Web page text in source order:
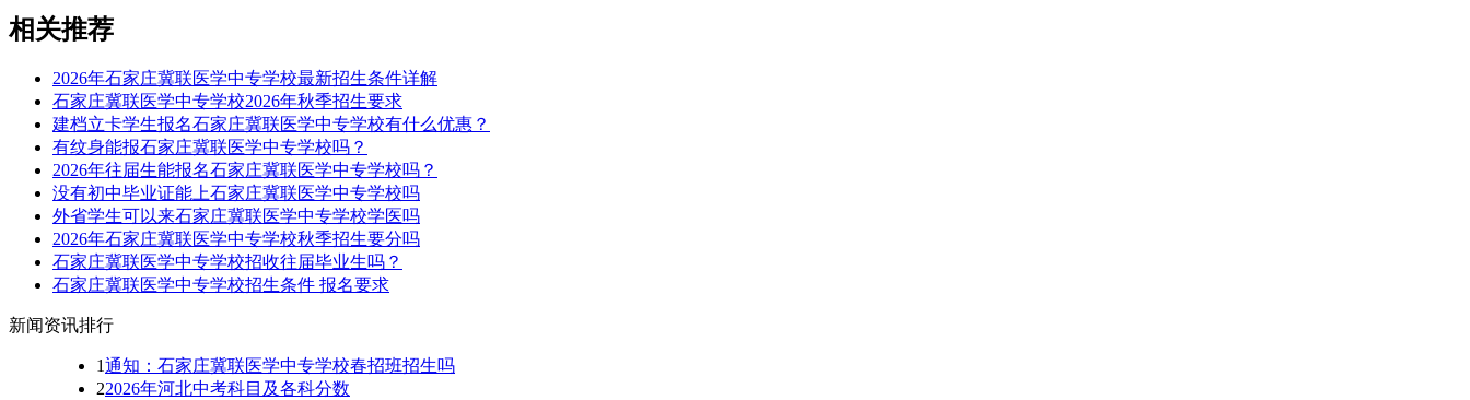
相关推荐
2026年石家庄冀联医学中专学校最新招生条件详解
石家庄冀联医学中专学校2026年秋季招生要求
建档立卡学生报名石家庄冀联医学中专学校有什么优惠？
有纹身能报石家庄冀联医学中专学校吗？
2026年往届生能报名石家庄冀联医学中专学校吗？
没有初中毕业证能上石家庄冀联医学中专学校吗
外省学生可以来石家庄冀联医学中专学校学医吗
2026年石家庄冀联医学中专学校秋季招生要分吗
石家庄冀联医学中专学校招收往届毕业生吗？
石家庄冀联医学中专学校招生条件 报名要求
新闻资讯排行
1通知：石家庄冀联医学中专学校春招班招生吗
22026年河北中考科目及各科分数